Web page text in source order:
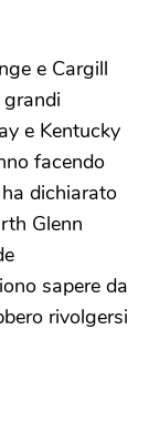
e Cargill
e Kentucky
facendo
dichiarato
Glenn
sapere da
rivolgersi